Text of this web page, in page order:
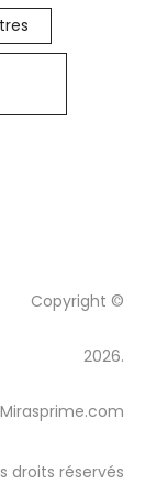
Copyright ©
2026.
Mirasprime.com
droits réservés